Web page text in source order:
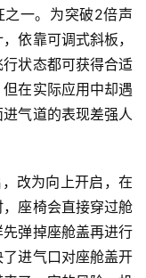
之一。为突破2倍声
依靠可调式斜板，
状态都可获得合适
在实际应用中却遇
气道的表现差强人
改为向上开启，在
座椅会直接穿过舱
弹掉座舱盖再进行
进气口对座舱盖开